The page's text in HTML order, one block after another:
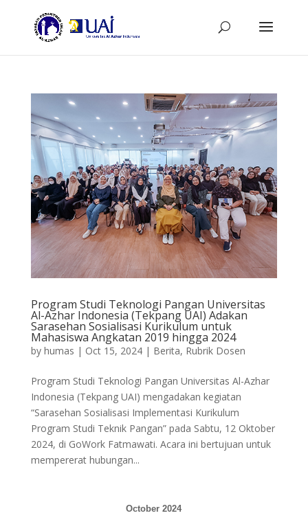
Program Studi Teknologi Pangan Universitas
Al-Azhar Indonesia (Tekpang UAI) Adakan
Sarasehan Sosialisasi Kurikulum untuk
Mahasiswa Angkatan 2019 hingga 2024
by humas | Oct 15, 2024| Berita, Rubrik Dosen
Program Studi Teknologi Pangan Universitas Al-Azhar
Indonesia (Tekpang UAI) mengadakan kegiatan
“Sarasehan Sosialisasi Implementasi Kurikulum
Program Studi Teknik Pangan” pada Sabtu, 12 Oktober
2024, di GoWork Fatmawati. Acara ini bertujuan untuk
mempererat hubungan...
October 2024